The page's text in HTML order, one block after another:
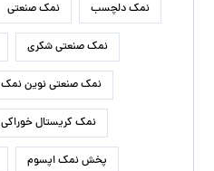
نمک دلچسب نمک صنعتی
نمک صنعتی شکری
نمک صنعتی نوین نمک
نمک کریستال خوراکی
پخش نمک اپسوم